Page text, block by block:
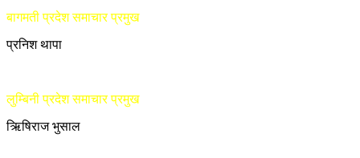
बागमती प्रदेश समाचार प्रमुख
प्रनिश थापा
लुम्बिनी प्रदेश समाचार प्रमुख
ऋिषिराज भुसाल